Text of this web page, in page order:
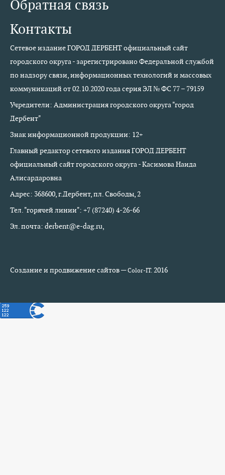
Обратная связь
Контакты
Сетевое издание ГОРОД ДЕРБЕНТ официальный сайт
городского округа - зарегистрировано Федеральной службой
по надзору связи, информационных технологий и массовых
коммуникаций от 02.10.2020 года серия ЭЛ № ФС 77 – 79159
Учредители: Администрация городского округа "город
Дербент"
Знак информационной продукции: 12+
Главный редактор сетевого издания ГОРОД ДЕРБЕНТ
официальный сайт городского округа - Касимова Наида
Алисардаровна
Адрес: 368600, г.Дербент, пл. Свободы, 2
Тел. "горячей линии": +7 (87240) 4-26-66
Эл. почта: derbent@e-dag.ru,
Создание и продвижение сайтов —Color-IT.2016